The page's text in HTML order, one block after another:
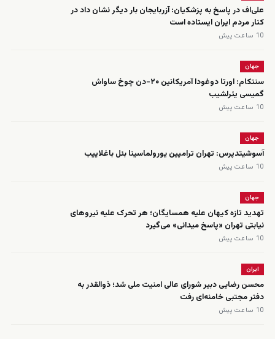
علی‌اف در پاسخ به پزشکیان: آزربایجان بار دیگر نشان داد در
کنار مردم ایران ایستاده است
10 ساعت پیش
جهان
سنتکام: اورتا دوغودا آمریکانین ۲۰-دن چوخ ساواش
گمیسی یئرلشیب
10 ساعت پیش
جهان
آسوشیتدپرس: تهران ترامپین یورولماسینا بئل باغلاییب
10 ساعت پیش
جهان
تهدید تازه کیهان علیه همسایگان؛ هر تحرک علیه نیروهای
نیابتی تهران «پاسخ میدانی» می‌گیرد
10 ساعت پیش
ایران
محسن رضایی دبیر شورای عالی امنیت ملی شد؛ ذوالقدر به
دفتر مجتبی خامنه‌ای رفت
10 ساعت پیش